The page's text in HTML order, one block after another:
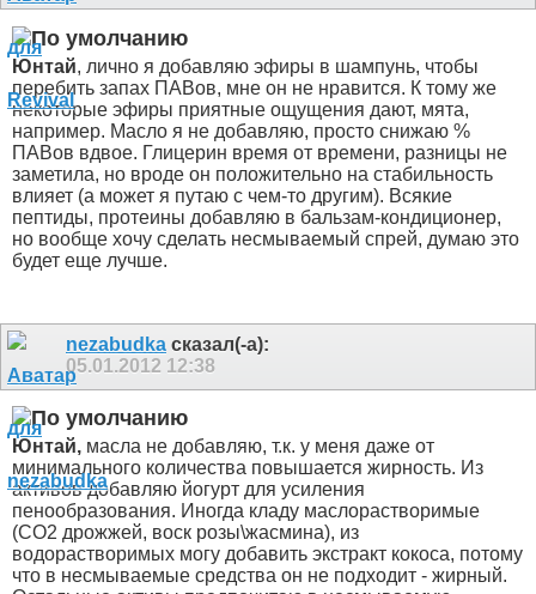
Юнтай, лично я добавляю эфиры в шампунь, чтобы
перебить запах ПАВов, мне он не нравится. К тому же
некоторые эфиры приятные ощущения дают, мята,
например. Масло я не добавляю, просто снижаю %
ПАВов вдвое. Глицерин время от времени, разницы не
заметила, но вроде он положительно на стабильность
влияет (а может я путаю с чем-то другим). Всякие
пептиды, протеины добавляю в бальзам-кондиционер,
но вообще хочу сделать несмываемый спрей, думаю это
будет еще лучше.
nezabudka сказал(-а):
05.01.2012 12:38
Юнтай, масла не добавляю, т.к. у меня даже от
минимального количества повышается жирность. Из
активов добавляю йогурт для усиления
пенообразования. Иногда кладу маслорастворимые
(СО2 дрожжей, воск розы\жасмина), из
водорастворимых могу добавить экстракт кокоса, потому
что в несмываемые средства он не подходит - жирный.